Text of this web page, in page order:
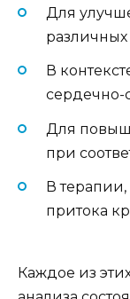
Для
различных
В
сердечно-
Для
при
В
притока
Каждое из